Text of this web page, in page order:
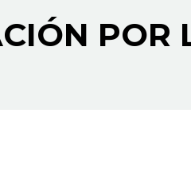
POR